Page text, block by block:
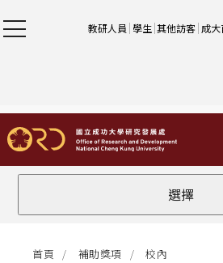
教研人員 學生 其他訪客 成大
選擇
全部
首頁 補助獎項 校內